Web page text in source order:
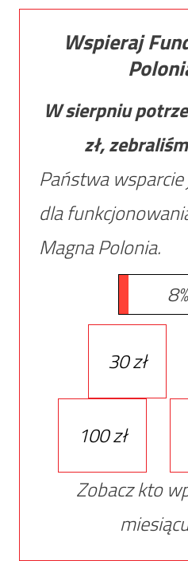
Wspieraj
W sierpniu
zł,
Państwa
dla
Magna Polonia.
8%
30 zł
100 zł
Zobacz kto